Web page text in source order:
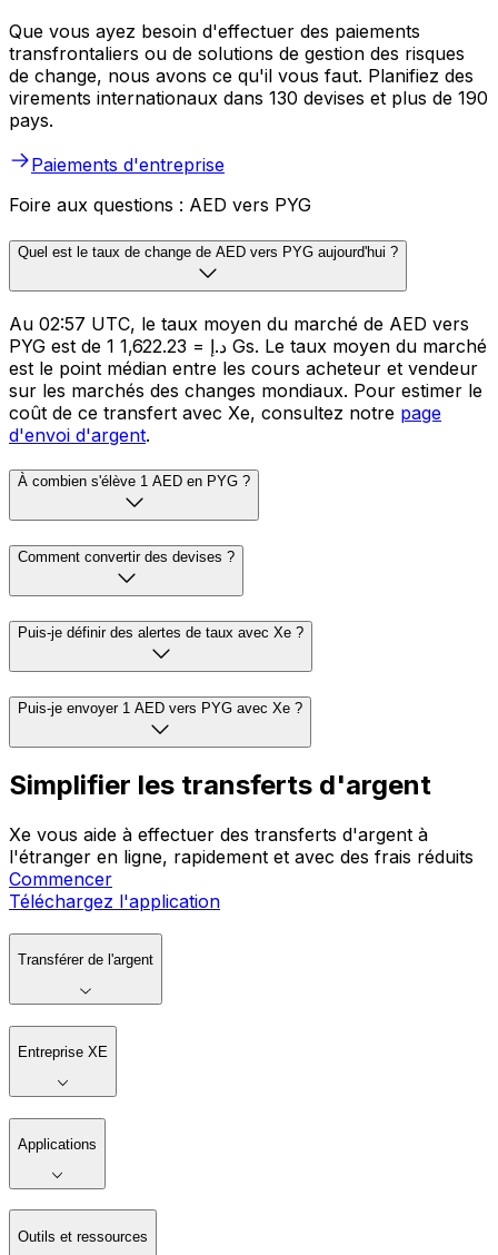
Que vous ayez besoin d'effectuer des paiements
transfrontaliers ou de solutions de gestion des risques
de change, nous avons ce qu'il vous faut. Planifiez des
virements internationaux dans 130 devises et plus de 190
pays.
Paiements d'entreprise
Foire aux questions : AED vers PYG
Quel est le taux de change de AED vers PYG aujourd'hui ?
Au 02:57 UTC, le taux moyen du marché de AED vers
PYG est de 1 د.إ = 1,622.23 Gs. Le taux moyen du marché
est le point médian entre les cours acheteur et vendeur
sur les marchés des changes mondiaux. Pour estimer le
coût de ce transfert avec Xe, consultez notre page
d'envoi d'argent.
À combien s'élève 1 AED en PYG ?
Comment convertir des devises ?
Puis-je définir des alertes de taux avec Xe ?
Puis-je envoyer 1 AED vers PYG avec Xe ?
Simplifier les transferts d'argent
Xe vous aide à effectuer des transferts d'argent à
l'étranger en ligne, rapidement et avec des frais réduits
Commencer
Téléchargez l'application
Transférer de l'argent
Entreprise XE
Applications
Outils et ressources